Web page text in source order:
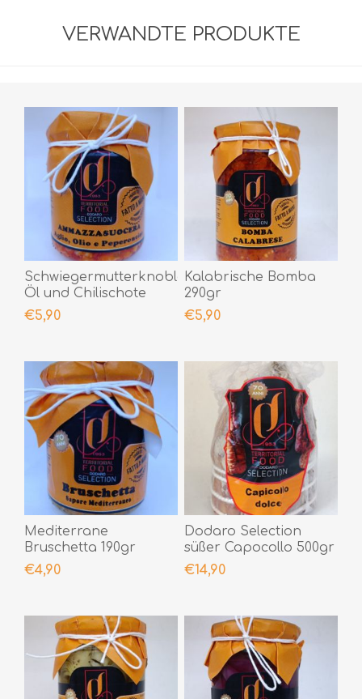
VERWANDTE PRODUKTE
Schwiegermutterknoblauch,
Öl und Chilischote
190gr
€5,90
Kalabrische Bomba
290gr
€5,90
Mediterrane
Bruschetta 190gr
€4,90
Dodaro Selection
süßer Capocollo 500gr
€14,90